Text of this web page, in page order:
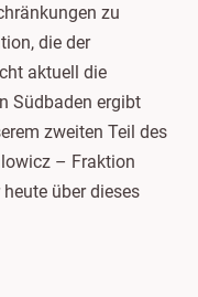
zu
die der
aktuell die
Südbaden ergibt
zweiten Teil des
– Fraktion
über dieses